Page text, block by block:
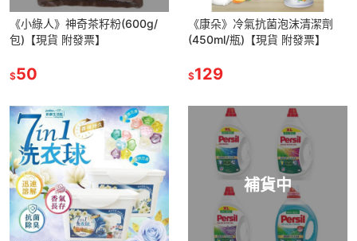
《小綠人》神奇茶籽粉(600g/
包)【現貨 附發票】
$50
《康朵》冷氣抗菌泡沫清潔劑
(450ml/瓶)【現貨 附發票】
$129
補貨中